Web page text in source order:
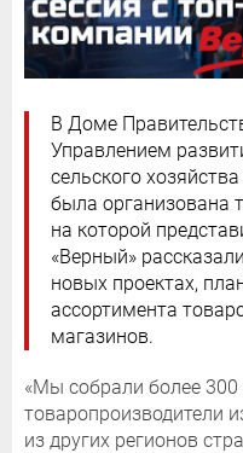
В Доме
Управлением
сельского
была организована
на которой
«Верный»
новых проектах,
ассортимента
магазинов.
«Мы собрали более 300
товаропроизводители
из других регионов